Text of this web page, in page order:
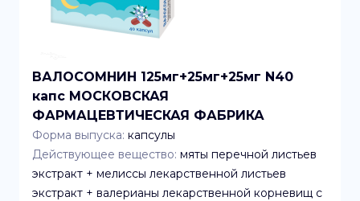
ВАЛОСОМНИН 125мг+25мг+25мг N40
капс МОСКОВСКАЯ
ФАРМАЦЕВТИЧЕСКАЯ ФАБРИКА
Форма выпуска: капсулы
Действующее вещество: мяты перечной листьев
экстракт + мелиссы лекарственной листьев
экстракт + валерианы лекарственной корневищ с